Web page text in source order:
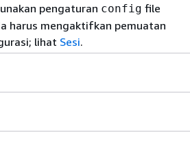
pengaturan config file
harus mengaktifkan pemuatan
lihat Sesi.